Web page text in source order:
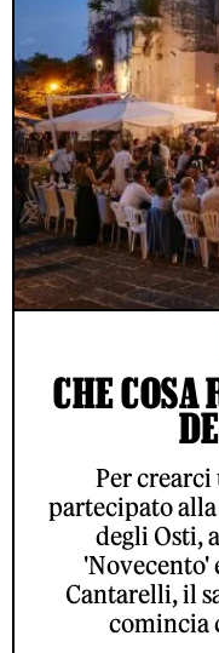
CHE COSA
Per
partecipato
degli Osti,
Cantarelli, il
comincia